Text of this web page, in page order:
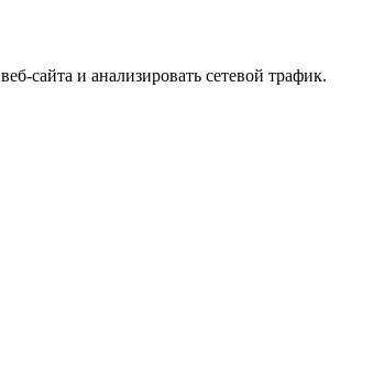
сайта и анализировать сетевой трафик.